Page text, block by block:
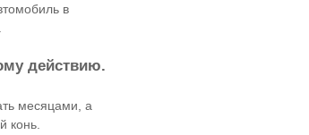
в
действию.
месяцами, а
конь.